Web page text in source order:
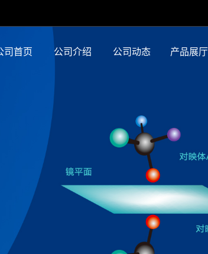
司首页 公司介绍 公司动态 产品展厅